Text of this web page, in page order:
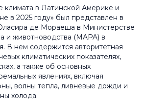
климата в Латинской Америке и
в 2025 году» был представлен в
де Мораеша в Министерстве
и животноводства (MAPA) в
В нем содержится авторитетная
климатических показателях,
а также об основных
явлениях, включая
волны тепла, ливневые дожди и
холода.